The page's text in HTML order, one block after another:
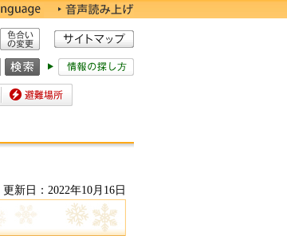
色合いの変更
避難場所
更新日：2022年10月16日